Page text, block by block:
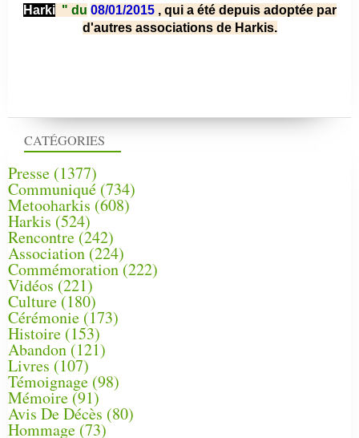
CATÉGORIES
Presse (1377)
Communiqué (734)
Metooharkis (608)
Harkis (524)
Rencontre (242)
Association (224)
Commémoration(222)
Vidéos (221)
Culture(180)
Cérémonie (173)
Histoire (153)
Abandon(121)
Livres (107)
Témoignage (98)
Mémoire (91)
Avis De Décès (80)
Hommage (73)
Harki " du 08/01/2015 , qui a été depuis adoptée par
d'autres associations de Harkis.